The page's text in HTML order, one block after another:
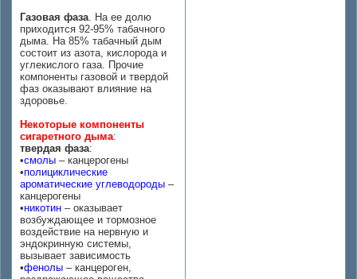
Газовая фаза. На ее долю
приходится 92-95% табачного
дыма. На 85% табачный дым
состоит из азота, кислорода и
углекислого газа. Прочие
компоненты газовой и твердой
фаз оказывают влияние на
здоровье.
Некоторые компоненты
сигаретного дыма:
твердая фаза:
•смолы – канцерогены
•полициклические
ароматические углеводороды –
канцерогены
•никотин – оказывает
возбуждающее и тормозное
воздействие на нервную и
эндокринную системы,
вызывает зависимость
•фенолы – канцероген,